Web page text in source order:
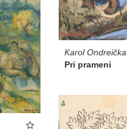
Karol Ondreička
Pri prameni